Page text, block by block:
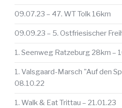
09.07.23 – 47. WT Tolk 16km
09.09.23 – 5. Ostfriesischer
1. Seenweg Ratzeburg 28km –
1. Valsgaard-Marsch "Auf den
08.10.22
1. Walk & Eat Trittau – 21.01.23